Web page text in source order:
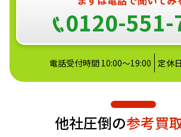
0120-551-
電話受付時間 10:00～19:00 定休
他社圧倒の参考買